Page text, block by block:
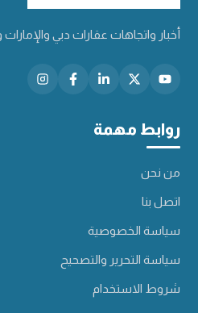
أخبار واتجاهات عقارات دبي
روابط مهمة
من نحن
اتصل بنا
سياسة الخصوصية
سياسة التحرير والتصحيح
شروط الاستخدام